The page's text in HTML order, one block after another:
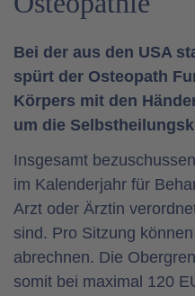
Bei der aus den USA
spürt der Osteopath
Körpers mit den
um die
Insgesamt
im Kalenderjahr für
Arzt oder Ärztin
sind. Pro Sitzung
abrechnen. Die
somit bei maximal 120